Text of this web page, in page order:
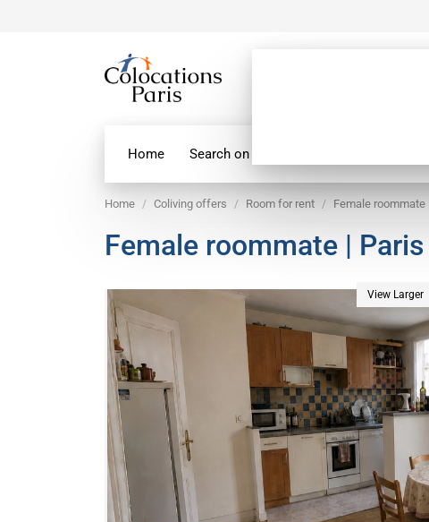
Home Search on map
Home Coliving offers Room for rent Female roommate
Female roommate |
View Larger